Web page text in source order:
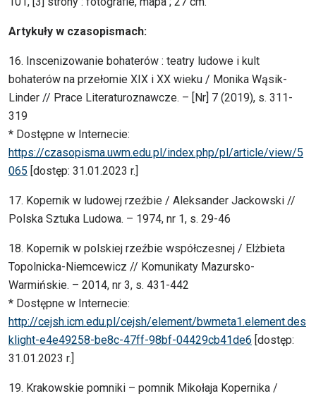
Artykuły w czasopismach:
16. Inscenizowanie bohaterów : teatry ludowe i kult
bohaterów na przełomie XIX i XX wieku / Monika Wąsik-
Linder // Prace Literaturoznawcze. – [Nr] 7 (2019), s. 311-
319
* Dostępne w Internecie:
https://czasopisma.uwm.edu.pl/index.php/pl/article/view/5
065 [dostęp: 31.01.2023 r.]
17. Kopernik w ludowej rzeźbie / Aleksander Jackowski //
Polska Sztuka Ludowa. – 1974, nr 1, s. 29-46
18. Kopernik w polskiej rzeźbie współczesnej / Elżbieta
Topolnicka-Niemcewicz // Komunikaty Mazursko-
Warmińskie. – 2014, nr 3, s. 431-442
* Dostępne w Internecie:
http://cejsh.icm.edu.pl/cejsh/element/bwmeta1.element.des
klight-e4e49258-be8c-47ff-98bf-04429cb41de6 [dostęp:
31.01.2023 r.]
19. Krakowskie pomniki – pomnik Mikołaja Kopernika /